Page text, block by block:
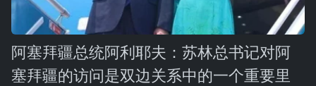
阿塞拜疆总统阿利耶夫：苏林总书记对阿
塞拜疆的访问是双边关系中的一个重要里